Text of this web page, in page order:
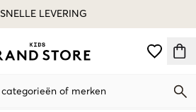
SNELLE LEVERING
of merken